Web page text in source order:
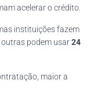
acelerar o crédito.
instituições fazem
podem usar24
maior a